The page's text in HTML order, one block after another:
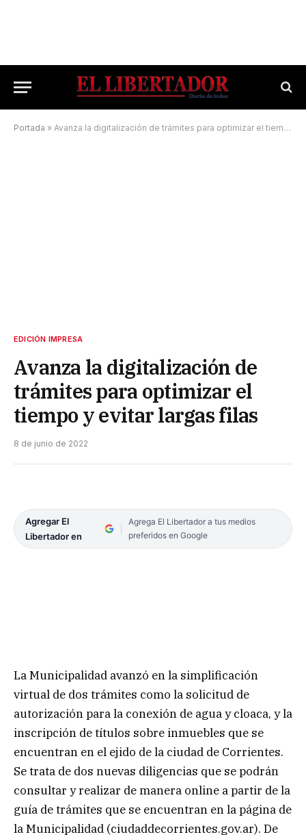
Portada » Avanza la digitalización de trámites para optimizar el tiempo y evitar largas filas
EDICIÓN IMPRESA
Avanza la digitalización de
trámites para optimizar el
tiempo y evitar largas filas
8 de junio de 2022
Agregar El
Libertador en
Agrega El Libertador a tus medios
preferidos en Google
La Municipalidad avanzó en la simplificación
virtual de dos trámites como la solicitud de
autorización para la conexión de agua y cloaca, y la
inscripción de títulos sobre inmuebles que se
encuentran en el ejido de la ciudad de Corrientes.
Se trata de dos nuevas diligencias que se podrán
consultar y realizar de manera online a partir de la
guía de trámites que se encuentran en la página de
la Municipalidad (ciudaddecorrientes.gov.ar). De